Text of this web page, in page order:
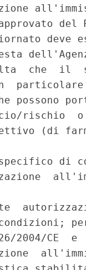
del
deve
che  il
possono
rischio  o
(di
di
condizioni;
2004/